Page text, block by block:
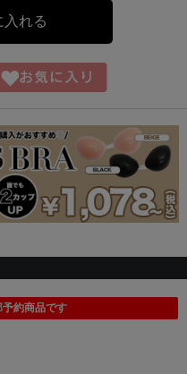
入れる
約商品です